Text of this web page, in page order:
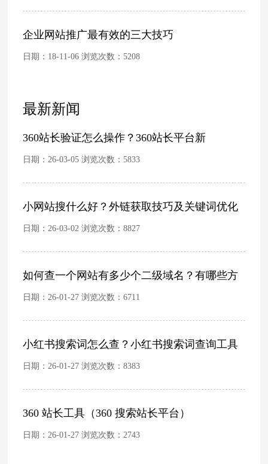
企业网站推广最有效的三大技巧
日期：18-11-06 浏览次数：5208
最新新闻
360站长验证怎么操作？360站长平台新
日期：26-03-05 浏览次数：5833
小网站搜什么好？外链获取技巧及关键词优化
日期：26-03-02 浏览次数：8827
如何查一个网站有多少个二级域名？有哪些方
日期：26-01-27 浏览次数：6711
小红书搜索词怎么查？小红书搜索词查询工具
日期：26-01-27 浏览次数：8383
360 站长工具（360 搜索站长平台）
日期：26-01-27 浏览次数： 2743